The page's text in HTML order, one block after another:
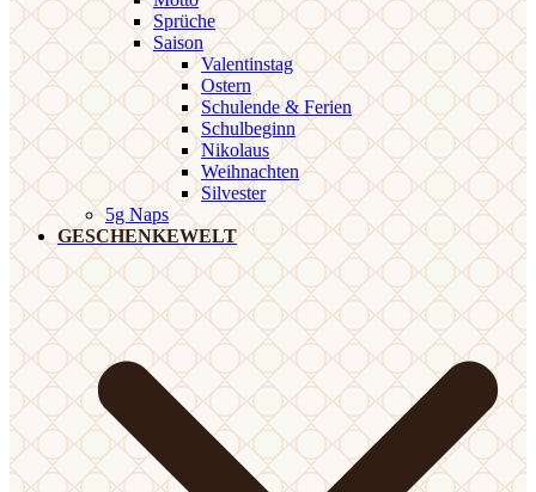
Sprüche
Saison
Valentinstag
Ostern
Schulende & Ferien
Schulbeginn
Nikolaus
Weihnachten
Silvester
5g Naps
GESCHENKEWELT